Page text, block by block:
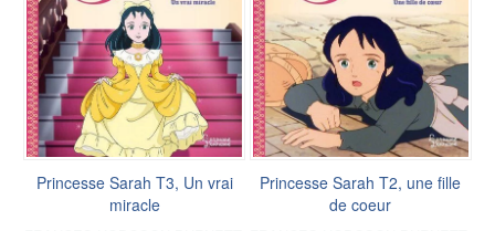
Princesse Sarah T3, Un vrai
miracle
Princesse Sarah T2, une fille
de coeur